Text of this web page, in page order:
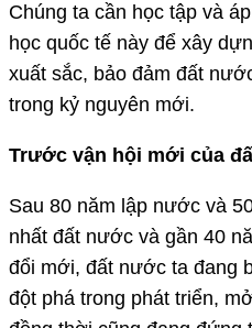
Chúng ta cần học tập và
học quốc tế này để xây
xuất sắc, bảo đảm đất
trong kỷ nguyên mới.
Trước vận hội mới của
Sau 80 năm lập nước và
nhất đất nước và gần 40
đổi mới, đất nước ta đang
đột phá trong phát triển,